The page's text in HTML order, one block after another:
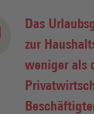
Das
zur
weniger als